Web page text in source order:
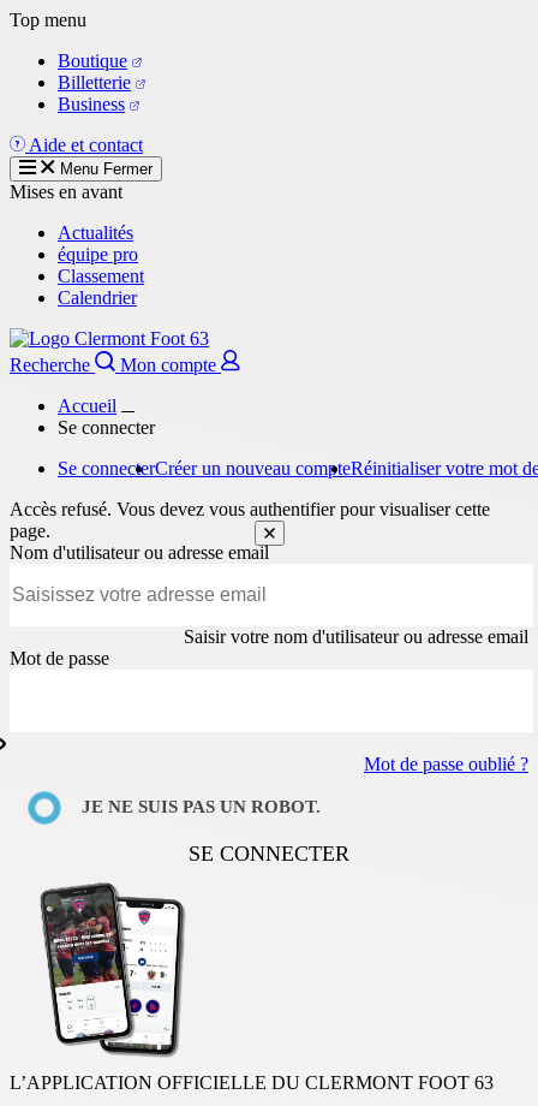
Aller
contenu
principal
Top menu
Boutique
Billetterie
Business
Aide et contact
Menu Fermer
Mises en avant
Actualités
équipe pro
Classement
Calendrier
Recherche
Mon compte
Accueil
Se connecter
Onglets
principaux
Se connecterCréer un nouveau compteRéinitialiser votre mot
Message
d'erreur
Accès refusé. Vous devez vous authentifier pour visualiser cette
page.
Nom d'utilisateur ou adresse email
Saisir votre nom d'utilisateur ou adresse email
Mot de passe
Mot de passe oublié ?
JE NE SUIS PAS UN ROBOT.
L’APPLICATION OFFICIELLE DU CLERMONT FOOT 63